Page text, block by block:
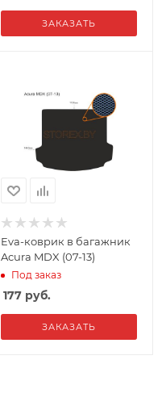
ЗАКАЗАТЬ
Eva-коврик в багажник
Acura MDX (07-13)
Под заказ
177руб.
ЗАКАЗАТЬ